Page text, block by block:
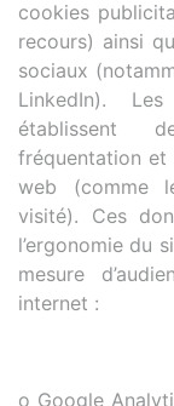
cookies
recours) ainsi
sociaux
LinkedIn).
établissent
fréquentation et
web (comme
visité). Ces
l’ergonomie du
mesure
internet :
o Google